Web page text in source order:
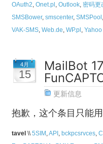
OAuth2 Onet.pl Outlook 密码更
SMSBower, smscenter, SMSPool
VAK-SMS Web.de WP.pl Yahoo
4月
15
MailBot
更新信息
抱歉，这个条目只能
tavel \\ 5SIM API bckpcsrvces